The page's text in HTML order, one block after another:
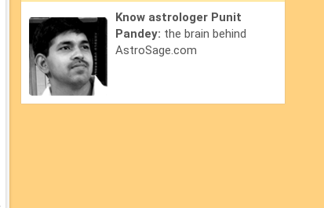
Know astrologer Punit
Pandey: the brain behind
AstroSage.com